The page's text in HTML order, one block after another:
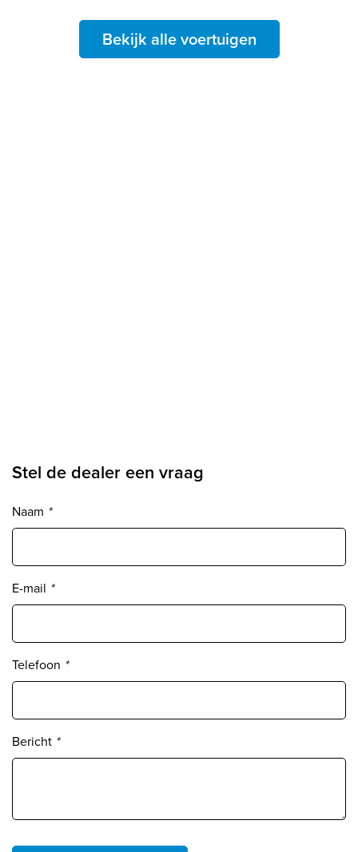
Bekijk alle voertuigen
Stel de dealer een vraag
Naam *
E-mail *
Telefoon *
Bericht *